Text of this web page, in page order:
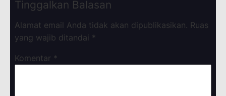
Tinggalkan Balasan
Alamat email Anda tidak akan dipublikasikan. Ruas
yang wajib ditandai *
Komentar *